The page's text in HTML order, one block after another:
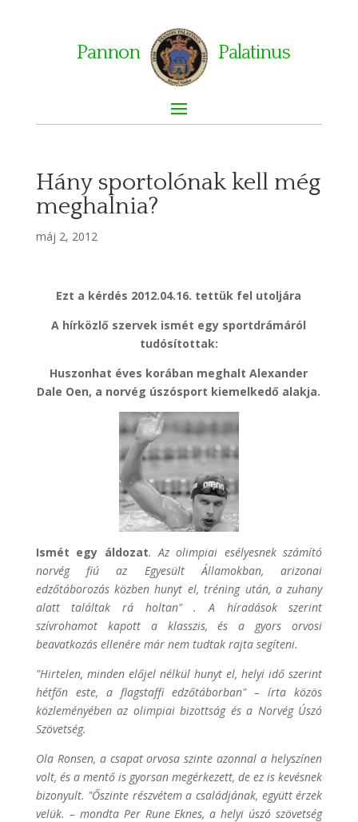
Pannon Palatinus
Hány sportolónak kell még
meghalnia?
máj 2, 2012
Ezt a kérdés 2012.04.16. tettük fel utoljára
A hírközlő szervek ismét egy sportdrámáról
tudósítottak:
Huszonhat éves korában meghalt Alexander
Dale Oen, a norvég úszósport kiemelkedő alakja.
Ismét egy áldozat. Az olimpiai esélyesnek számító
norvég fiú az Egyesült Államokban, arizonai
edzőtáborozás közben hunyt el, tréning után, a zuhany
alatt találtak rá holtan" . A híradások szerint
szívrohamot kapott a klasszis, és a gyors orvosi
beavatkozás ellenére már nem tudtak rajta segíteni.
"Hirtelen, minden előjel nélkül hunyt el, helyi idő szerint
hétfőn este, a flagstaffi edzőtáborban" – írta közös
közleményében az olimpiai bizottság és a Norvég Úszó
Szövetség.
Ola Ronsen, a csapat orvosa szinte azonnal a helyszínen
volt, és a mentő is gyorsan megérkezett, de ez is kevésnek
bizonyult. "Őszinte részvétem a családjának, együtt érzek
velük. – mondta Per Rune Eknes, a helyi úszó szövetség